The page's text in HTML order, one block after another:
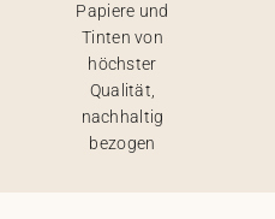
Papiere und
Tinten von
höchster
Qualität,
nachhaltig
bezogen